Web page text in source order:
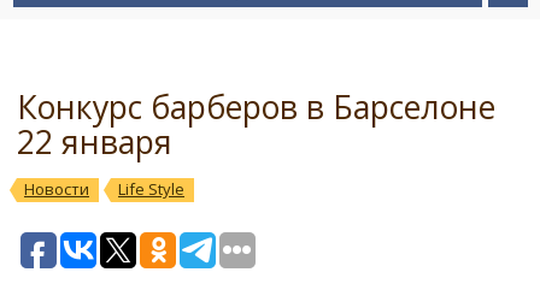
Конкурс барберов в Барселоне
22 января
Новости Life Style